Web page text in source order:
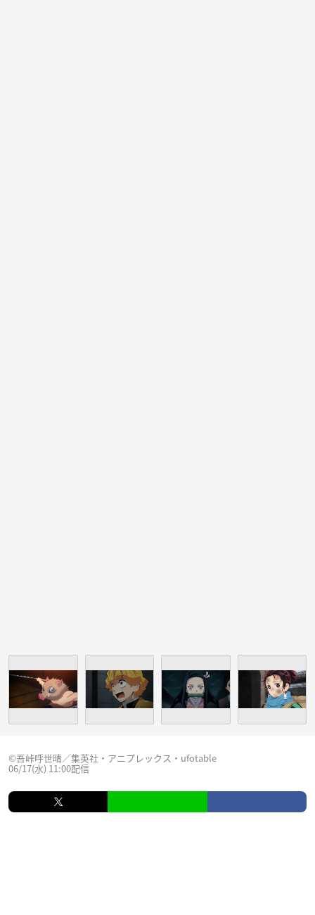
©吾峠呼世晴／集英社・アニプレックス・ufotable
06/17(水) 11:00配信